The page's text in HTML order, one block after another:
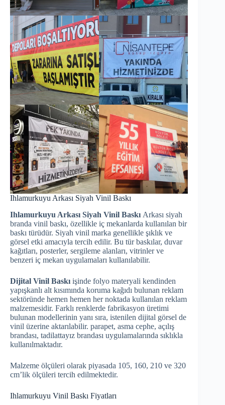
Ihlamurkuyu Arkası Siyah Vinil Baskı
Ihlamurkuyu Arkası Siyah Vinil Baskı Arkası siyah
branda vinil baskı, özellikle iç mekanlarda kullanılan bir
baskı türüdür. Siyah vinil marka genellikle şıklık ve
görsel etki amacıyla tercih edilir. Bu tür baskılar, duvar
kağıtları, posterler, sergileme alanları, vitrinler ve
benzeri iç mekan uygulamaları kullanılabilir.
Dijital Vinil Baskı işinde folyo materyali kendinden
yapışkanlı alt kısımında koruma kağıdı bulunan reklam
sektöründe hemen hemen her noktada kullanılan reklam
malzemesidir. Farklı renklerde fabrikasyon üretimi
bulunan modellerinin yanı sıra, istenilen dijital görsel de
vinil üzerine aktarılabilir. parapet, asma cephe, açılış
brandası, tadilattayız brandası uygulamalarında sıklıkla
kullanılmaktadır.
Malzeme ölçüleri olarak piyasada 105, 160, 210 ve 320
cm’lik ölçüleri tercih edilmektedir.
Ihlamurkuyu Vinil Baskı Fiyatları